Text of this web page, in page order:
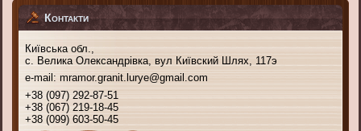
Контакти
Київська обл.,
с. Велика Олександрівка, вул Київский Шлях, 117э
e-mail: mramor.granit.lurye@gmail.com
+38 (097) 292-87-51
+38 (067) 219-18-45
+38 (099) 603-50-45